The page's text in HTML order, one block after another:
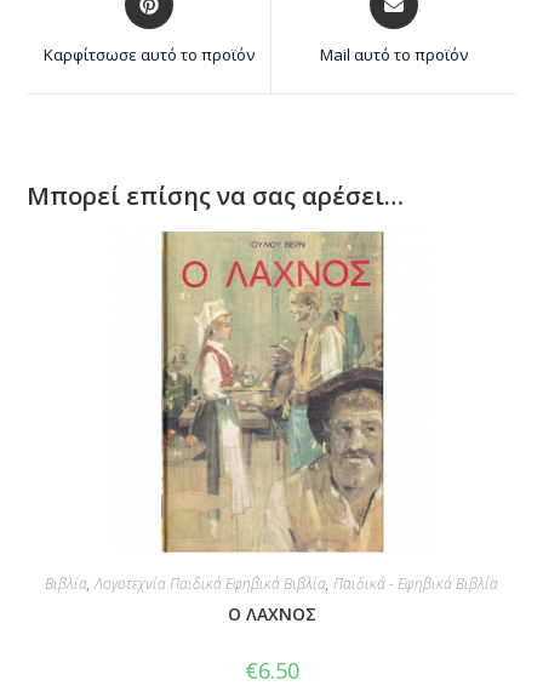
Καρφίτσωσε αυτό το προϊόν Mail αυτό το προϊόν
Μπορεί επίσης να σας αρέσει…
Βιβλία,Λογοτεχνία Παιδικά Εφηβικά Βιβλία, Παιδικά - Εφηβικά Βιβλία
Ο ΛΑΧΝΟΣ
€6.50